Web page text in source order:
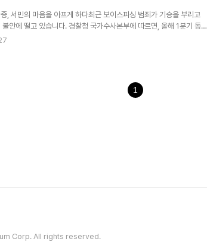
, 서민의 마음을 아프게 하다최근 보이스피싱 범죄가 기승을 부리고
불안에 떨고 있습니다. 경찰청 국가수사본부에 따르면, 올해 1분기 동
5878건 발생해 전년 동기 대비 17% 증가했습니다. 특히, 기관 사칭
다. 특히 주목해야 할 50대 이상의 피해자조사 결과에 따르면 디지털 수
상의 피해자 비중이 53%로 나타났습니다. 이는 연령대가 높은 ..
1
Corp. All rights reserved.